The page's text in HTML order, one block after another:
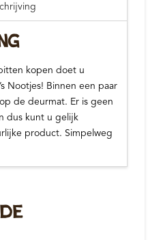
kopen doet u
Nootjes! Binnen een paar
de deurmat. Er is geen
dus kunt u gelijk
product. Simpelweg